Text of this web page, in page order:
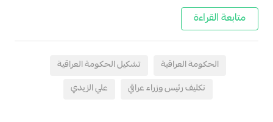
متابعة القراءة
الحكومة العراقية
تشكيل الحكومة العراقية
تكليف رئيس وزراء عراقي
علي الزيدي